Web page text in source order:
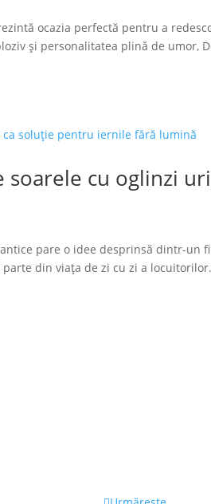
ocazia perfectă pentru a
și personalitatea plină de umor,
soarele cu oglinzi
pare o idee desprinsă dintr-un
din viața de zi cu zi a